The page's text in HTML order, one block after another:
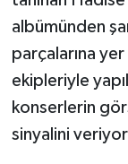
albümünden
parçalarına
ekipleriyle
konserlerin
sinyalini